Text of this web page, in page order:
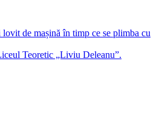
de mașină în timp ce se plimba cu
Teoretic „Liviu Deleanu”.